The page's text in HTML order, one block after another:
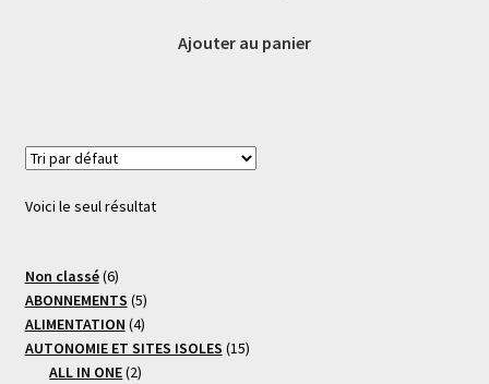
initial
Ajouter au panier
Voici le seul résultat
Non classé 66
produits
ABONNEMENTS 55
produits
ALIMENTATION 44
produits
AUTONOMIE ET SITES ISOLES 1515
ALL IN ONE 22